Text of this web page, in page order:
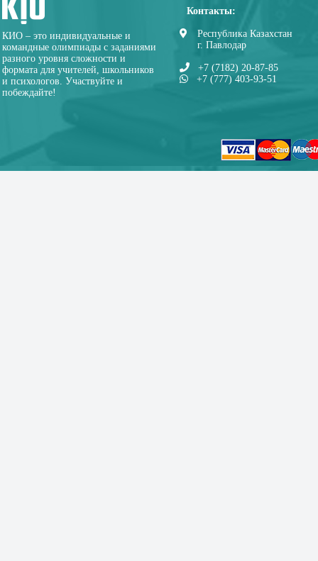
КИО – это индивидуальные и
командные олимпиады с заданиями
разного уровня сложности и
формата для учителей, школьников
и психологов. Участвуйте и
побеждайте!
Контакты:
Республика Казахстан
г. Павлодар
+7 (7182) 20-87-85
+7 (777) 403-93-51